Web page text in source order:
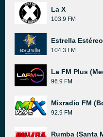
La X
103.9 FM
Estrella
104.3 FM
La FM Plus
96.9 FM
Mixradio FM
92.9 FM
Rumba (Santa